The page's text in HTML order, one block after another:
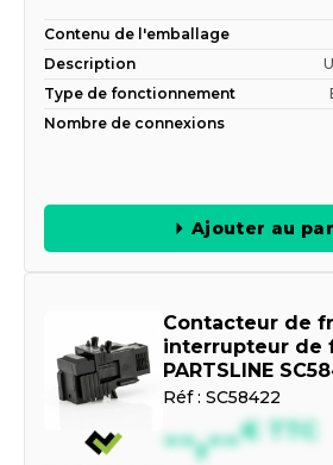
Contenu de l'emballage
Description
Type de fonctionnement
Nombre de connexions
Ajouter au
Contacteur de
interrupteur de
PARTSLINE
Réf : SC58422
--,--€ TTC